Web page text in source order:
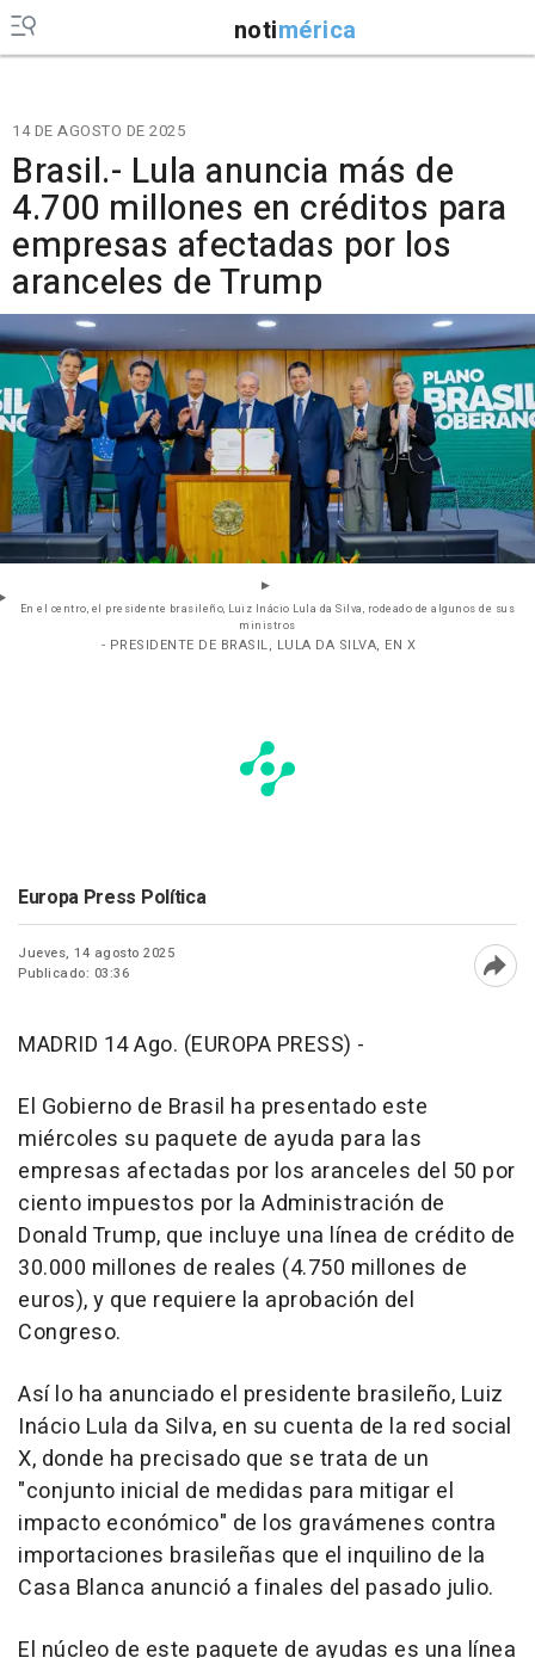
notimérica
14 DE AGOSTO DE 2025
Brasil.- Lula anuncia más de
4.700 millones en créditos para
empresas afectadas por los
aranceles de Trump
En el centro, el presidente brasileño, Luiz Inácio Lula da Silva, rodeado de algunos de sus
ministros
- PRESIDENTE DE BRASIL, LULA DA SILVA, EN X
Europa Press Política
Jueves, 14 agosto 2025
Publicado: 03:36
MADRID 14 Ago. (EUROPA PRESS) -
El Gobierno de Brasil ha presentado este
miércoles su paquete de ayuda para las
empresas afectadas por los aranceles del 50 por
ciento impuestos por la Administración de
Donald Trump, que incluye una línea de crédito de
30.000 millones de reales (4.750 millones de
euros), y que requiere la aprobación del
Congreso.
Así lo ha anunciado el presidente brasileño, Luiz
Inácio Lula da Silva, en su cuenta de la red social
X, donde ha precisado que se trata de un
"conjunto inicial de medidas para mitigar el
impacto económico" de los gravámenes contra
importaciones brasileñas que el inquilino de la
Casa Blanca anunció a finales del pasado julio.
El núcleo de este paquete de ayudas es una línea